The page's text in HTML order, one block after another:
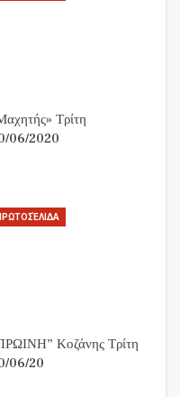
Τρίτη
06/2020
Κοζάνης Τρίτη
06/20